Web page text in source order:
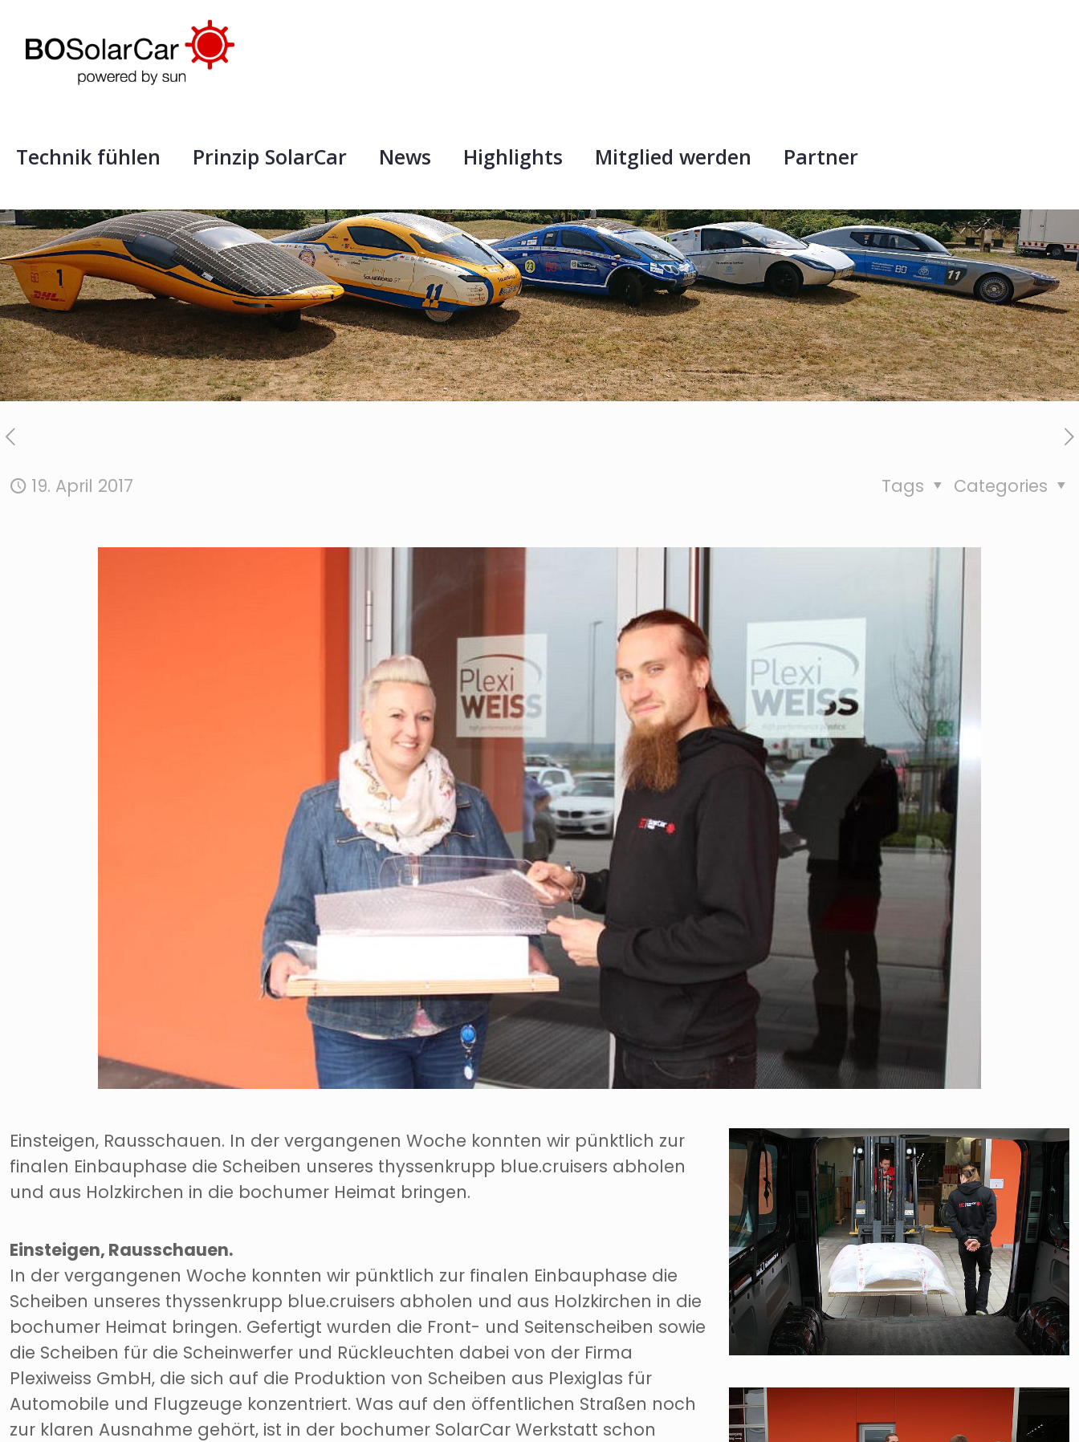
Technik fühlen Prinzip SolarCar News Highlights Mitglied werden Partner
19. April 2017 Categories
Tags
Einsteigen, Rausschauen. In der vergangenen Woche konnten wir pünktlich zur
finalen Einbauphase die Scheiben unseres thyssenkrupp blue.cruisers abholen
und aus Holzkirchen in die bochumer Heimat bringen.
Einsteigen, Rausschauen.
In der vergangenen Woche konnten wir pünktlich zur finalen Einbauphase die
Scheiben unseres thyssenkrupp blue.cruisers abholen und aus Holzkirchen in die
bochumer Heimat bringen. Gefertigt wurden die Front- und Seitenscheiben sowie
die Scheiben für die Scheinwerfer und Rückleuchten dabei von der Firma
Plexiweiss GmbH, die sich auf die Produktion von Scheiben aus Plexiglas für
Automobile und Flugzeuge konzentriert. Was auf den öffentlichen Straßen noch
zur klaren Ausnahme gehört, ist in der bochumer SolarCar Werkstatt schon